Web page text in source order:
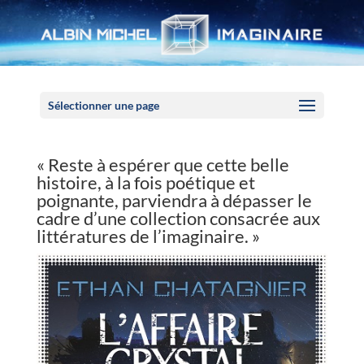
Sélectionner une page
« Reste à espérer que cette belle
histoire, à la fois poétique et
poignante, parviendra à dépasser le
cadre d’une collection consacrée aux
littératures de l’imaginaire. »
Panneau de gestion des cookies